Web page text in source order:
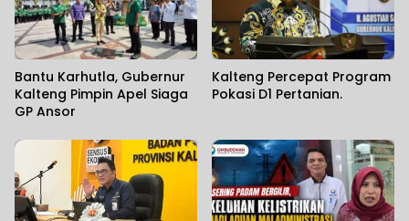
Bantu Karhutla, Gubernur
Kalteng Pimpin Apel Siaga
GP Ansor
Kalteng Percepat Program
Pokasi D1 Pertanian.